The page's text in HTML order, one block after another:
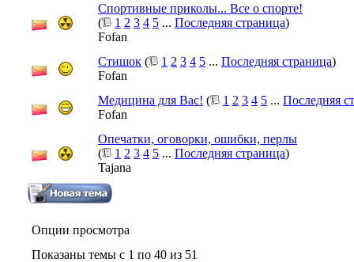
Спортивные приколы... Все о спорте!
(
1 2 3 4 5 ... Последняя страница)
Fofan
Стишок ( 1 2 3 4 5 ... Последняя страница)
Fofan
Медицина для Вас! ( 1 2 3 4 5 ... Последняя
Fofan
Опечатки, оговорки, ошибки, перлы
(
1 2 3 4 5 ... Последняя страница)
Tajana
Опции просмотра
Показаны темы с 1 по 40 из 51